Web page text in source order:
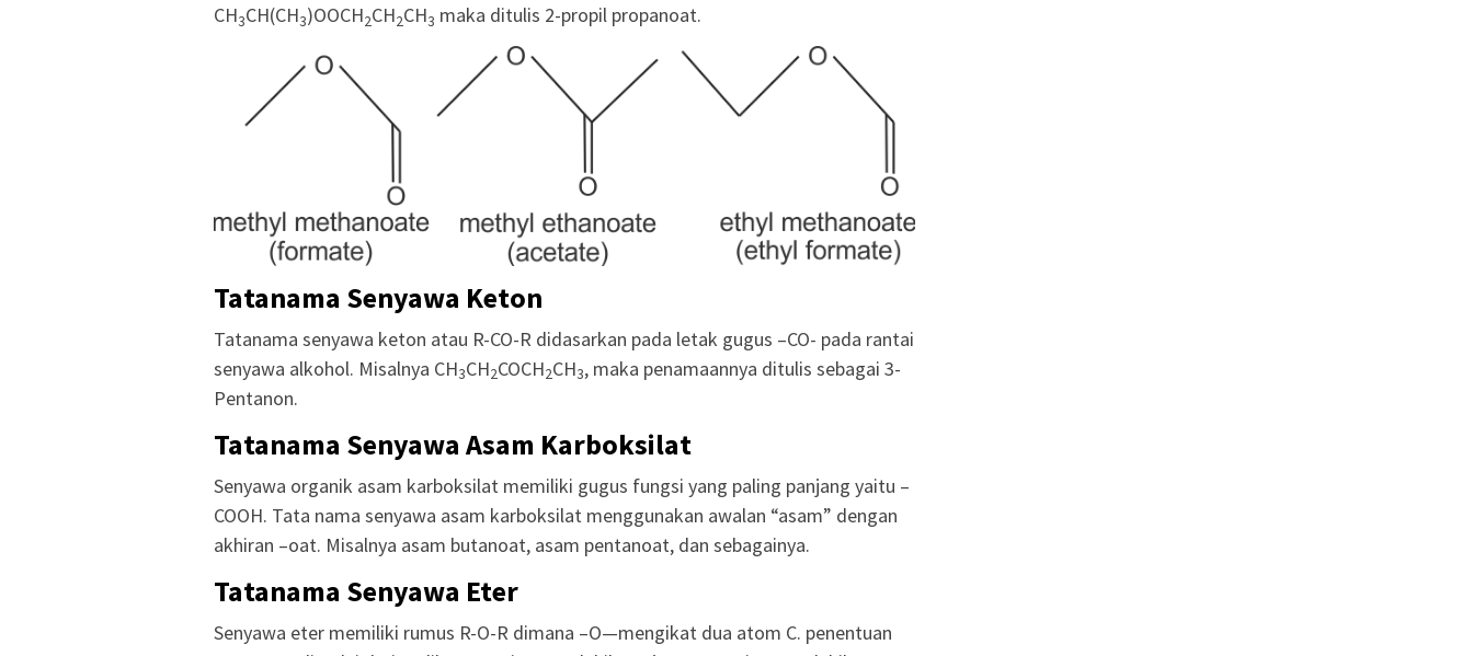
CH3CH(CH3)OOCH2CH2CH3 maka ditulis 2-propil propanoat.
Tatanama Senyawa Keton
Tatanama senyawa keton atau R-CO-R didasarkan pada letak gugus –CO- pada rantai
senyawa alkohol. Misalnya CH3CH2COCH2CH3, maka penamaannya ditulis sebagai 3-
Pentanon.
Tatanama Senyawa Asam Karboksilat
Senyawa organik asam karboksilat memiliki gugus fungsi yang paling panjang yaitu –
COOH. Tata nama senyawa asam karboksilat menggunakan awalan “asam” dengan
akhiran –oat. Misalnya asam butanoat, asam pentanoat, dan sebagainya.
Tatanama Senyawa Eter
Senyawa eter memiliki rumus R-O-R dimana –O—mengikat dua atom C. penentuan